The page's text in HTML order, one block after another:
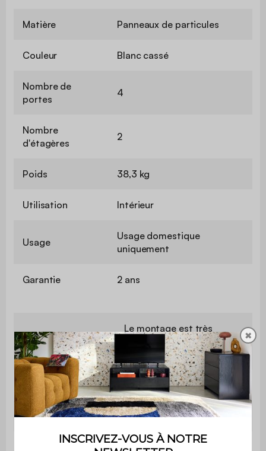
Matière Panneaux de particules
Couleur Blanc cassé
Nombre de
portes
4
Nombre
d'étagères
2
Poids 38,3 kg
Utilisation Intérieur
Usage
Usage domestique
uniquement
Garantie 2 ans
Montage
Le montage est très
simple, une notice est
fournie
Longueur 120 cm
Finition Revêtement papier
Bois de pin revêtement
✖